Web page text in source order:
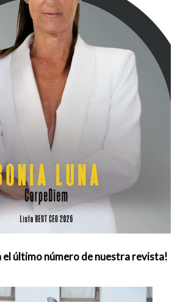
el último número de nuestra revista!